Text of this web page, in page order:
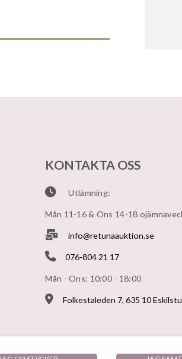
KONTAKTA OSS
Utlämning:
Mån 11-16 & Ons 14-18
info@retunaauktion.se
076-804 21 17
Mån - Ons: 10:00 - 18:00
Folkestaleden 7, 635 10